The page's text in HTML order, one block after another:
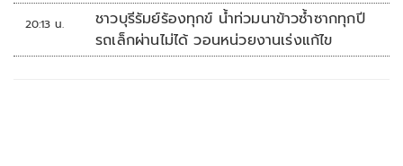
20:13 น.
ชาวบุรีรัมย์ร้องทุกข์ น้ำท่วมนาข้าวซ้ำซากทุกปี
รถเล็กผ่านไม่ได้ วอนหน่วยงานเร่งแก้ไข